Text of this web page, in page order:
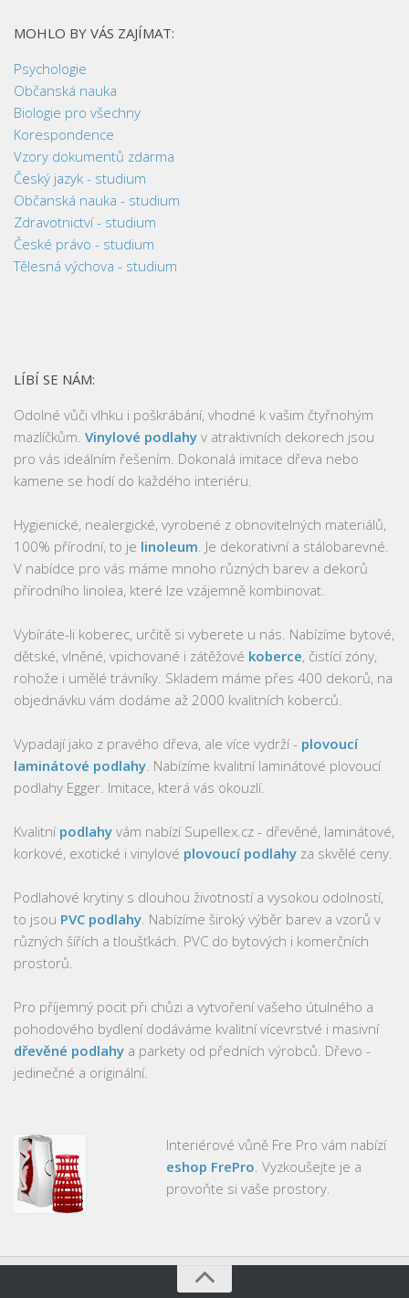
MOHLO BY VÁS ZAJÍMAT:
Psychologie
Občanská nauka
Biologie pro všechny
Korespondence
Vzory dokumentů zdarma
Český jazyk - studium
Občanská nauka - studium
Zdravotnictví - studium
České právo - studium
Tělesná výchova - studium
LÍBÍ SE NÁM:
Odolné vůči vlhku i poškrábání, vhodné k vašim čtyřnohým
mazlíčkům. Vinylové podlahy v atraktivních dekorech jsou
pro vás ideálním řešením. Dokonalá imitace dřeva nebo
kamene se hodí do každého interiéru.
Hygienické, nealergické, vyrobené z obnovitelných materiálů,
100% přírodní, to je linoleum . Je dekorativní a stálobarevné.
V nabídce pro vás máme mnoho různých barev a dekorů
přírodního linolea, které lze vzájemně kombinovat.
Vybíráte-li koberec, určitě si vyberete u nás. Nabízíme bytové,
dětské, vlněné, vpichované i zátěžové koberce, čistící zóny,
rohože i umělé trávníky. Skladem máme přes 400 dekorů, na
objednávku vám dodáme až 2000 kvalitních koberců.
Vypadají jako z pravého dřeva, ale více vydrží - plovoucí
laminátové podlahy . Nabízíme kvalitní laminátové plovoucí
podlahy Egger. Imitace, která vás okouzlí.
Kvalitní podlahy vám nabízí Supellex.cz - dřevěné, laminátové,
korkové, exotické i vinylové plovoucí podlahy za skvělé ceny.
Podlahové krytiny s dlouhou životností a vysokou odolností,
to jsou PVC podlahy . Nabízíme široký výběr barev a vzorů v
různých šířích a tloušťkách. PVC do bytových i komerčních
prostorů.
Pro příjemný pocit při chůzi a vytvoření vašeho útulného a
pohodového bydlení dodáváme kvalitní vícevrstvé i masivní
dřevěné podlahy a parkety od předních výrobců. Dřevo -
jedinečné a originální.
Interiérové vůně Fre Pro vám nabízí
eshop FrePro . Vyzkoušejte je a
provoňte si vaše prostory.